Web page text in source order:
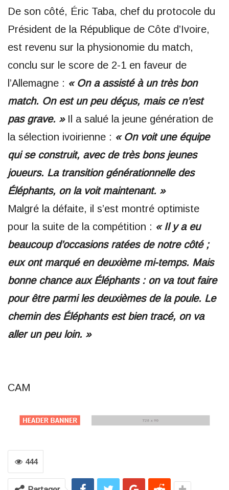
De son côté, Éric Taba, chef du protocole du
Président de la République de Côte d’Ivoire,
est revenu sur la physionomie du match,
conclu sur le score de 2-1 en faveur de
l’Allemagne : « On a assisté à un très bon
match. On est un peu déçus, mais ce n’est
pas grave. »Il a salué la jeune génération de
la sélection ivoirienne : « On voit une équipe
qui se construit, avec de très bons jeunes
joueurs. La transition générationnelle des
Éléphants, on la voit maintenant. »
Malgré la défaite, il s’est montré optimiste
pour la suite de la compétition : « Il y a eu
beaucoup d’occasions ratées de notre côté ;
eux ont marqué en deuxième mi-temps. Mais
bonne chance aux Éléphants : on va tout faire
pour être parmi les deuxièmes de la poule. Le
chemin des Éléphants est bien tracé, on va
aller un peu loin. »
CAM
444